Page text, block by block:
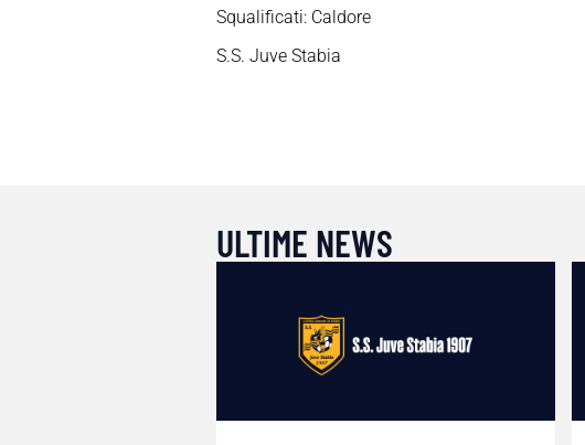
Squalificati: Caldore
S.S. Juve Stabia
ULTIME NEWS